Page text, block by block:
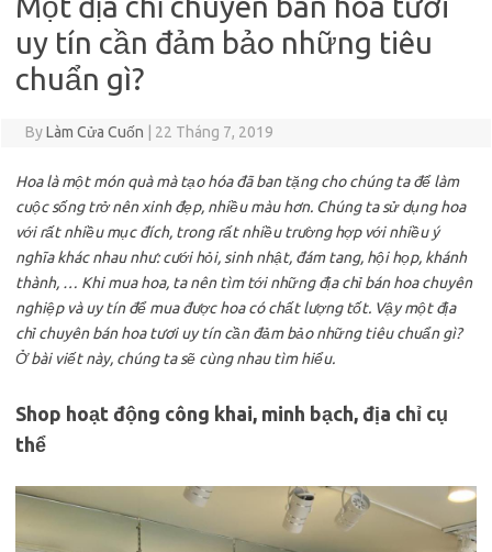
uy tín cần đảm bảo những tiêu
chuẩn gì?
ByLàm Cửa Cuốn 22 Tháng 7, 2019
Hoa là một món quà mà tạo hóa đã ban tặng cho chúng ta để làm
cuộc sống trở nên xinh đẹp, nhiều màu hơn. Chúng ta sử dụng hoa
với rất nhiều mục đích, trong rất nhiều trường hợp với nhiều ý
nghĩa khác nhau như: cưới hỏi, sinh nhật, đám tang, hội họp, khánh
thành, … Khi mua hoa, ta nên tìm tới những địa chỉ bán hoa chuyên
nghiệp và uy tín để mua được hoa có chất lượng tốt. Vậy một địa
chỉ chuyên bánhoa tươiuy tín cần đảm bảo những tiêu chuẩn gì?
Ở bài viết này, chúng ta sẽ cùng nhau tìm hiểu.
Shop hoạt động công khai, minh bạch, địa chỉ cụ
thể